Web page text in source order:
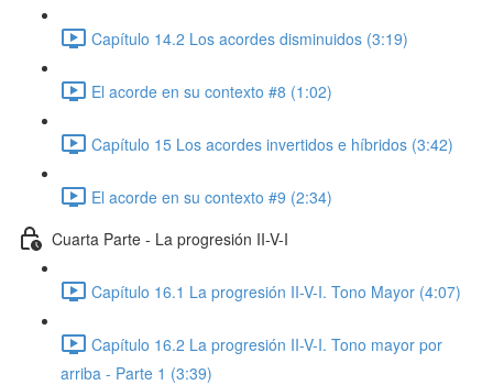
Capítulo 14.2 Los acordes disminuidos (3:19)
El acorde en su contexto #8 (1:02)
Capítulo 15 Los acordes invertidos e híbridos (3:42)
El acorde en su contexto #9 (2:34)
Cuarta Parte - La progresión II-V-I
Capítulo 16.1 La progresión II-V-I. Tono Mayor (4:07)
Capítulo 16.2 La progresión II-V-I. Tono mayor por
arriba - Parte 1 (3:39)